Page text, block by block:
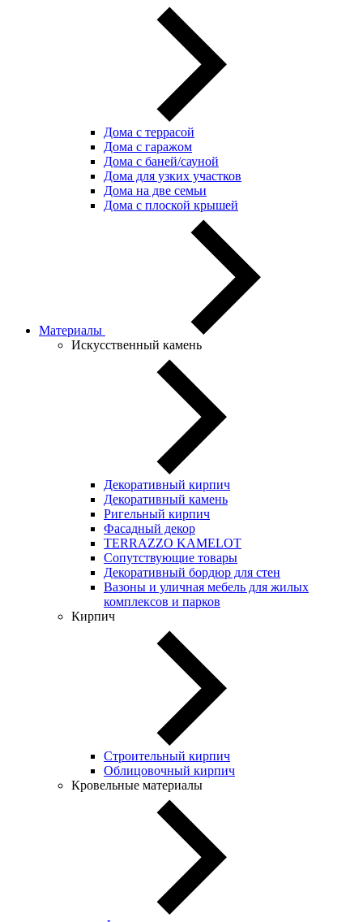
Дома с террасой
Дома с гаражом
Дома с баней/сауной
Дома для узких участков
Дома на две семьи
Дома с плоской крышей
Материалы
Искусственный камень
Декоративный кирпич
Декоративный камень
Ригельный кирпич
Фасадный декор
TERRAZZO KAMELOT
Сопутствующие товары
Декоративный бордюр для стен
Вазоны и уличная мебель для жилых
комплексов и парков
Кирпич
Строительный кирпич
Облицовочный кирпич
Кровельные материалы